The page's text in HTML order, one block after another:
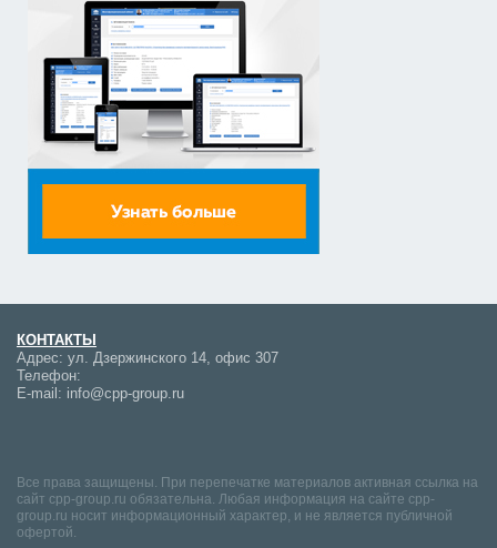
КОНТАКТЫ
Адрес: ул. Дзержинского 14, офис 307
Телефон:
E-mail: info@cpp-group.ru
Все права защищены. При перепечатке материалов активная ссылка на
сайт cpp-group.ru обязательна. Любая информация на сайте cpp-
group.ru носит информационный характер, и не является публичной
офертой.